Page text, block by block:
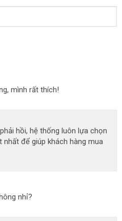
mình rất thích!
hồi, hệ thống luôn lựa chọn
để giúp khách hàng mua
nhỉ?